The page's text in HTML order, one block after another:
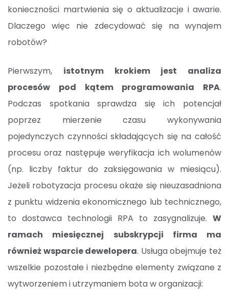
konieczności martwienia się o aktualizacje i awarie.
Dlaczego więc nie zdecydować się na wynajem
robotów?
Pierwszym, istotnym krokiem jest analiza
procesów pod kątem programowania RPA.
Podczas spotkania sprawdza się ich potencjał
poprzez mierzenie czasu wykonywania
pojedynczych czynności składających się na całość
procesu oraz następuje weryfikacja ich wolumenów
(np. liczby faktur do zaksięgowania w miesiącu).
Jeżeli robotyzacja procesu okaże się nieuzasadniona
z punktu widzenia ekonomicznego lub technicznego,
to dostawca technologii RPA to zasygnalizuje. W
ramach miesięcznej subskrypcji firma ma
również wsparcie dewelopera. Usługa obejmuje też
wszelkie pozostałe i niezbędne elementy związane z
wytworzeniem i utrzymaniem bota w organizacji: